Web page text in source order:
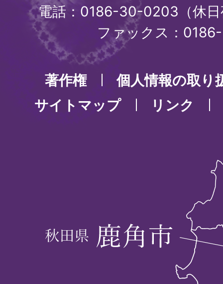
電話：0186-30-0203（休
ファックス：
著作権
個人情報の取り
サイトマップ
リンク